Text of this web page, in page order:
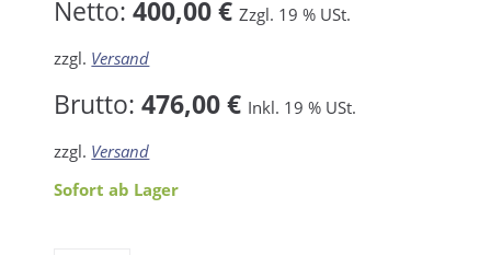
Netto:400,00 € Zzgl. 19 % USt.
zzgl. Versand
Brutto:476,00 € Inkl. 19 % USt.
zzgl. Versand
Sofort ab Lager